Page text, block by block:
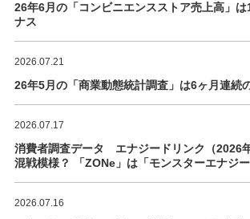
26年6月の「コンビニエンスストア売上高」は
ナス
2026.07.21
26年5月の「商業動態統計調査」は6ヶ月連続
2026.07.17
消費者調査データ エナジードリンク（2026
混戦模様？ 「ZONe」は「モンスターエナジ
2026.07.16